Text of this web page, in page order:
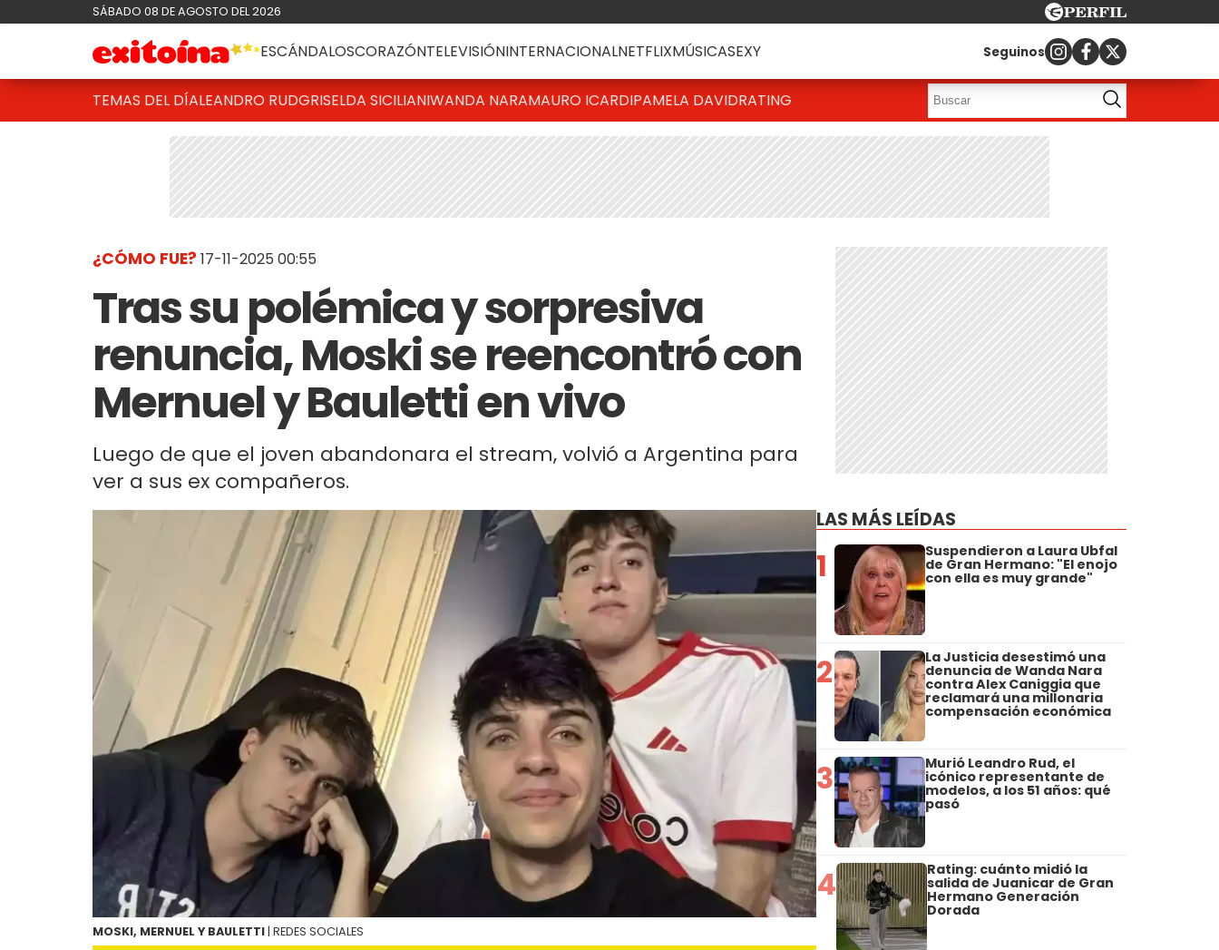
SÁBADO 08 DE AGOSTO DEL 2026
ESCÁNDALOSCORAZÓNTELEVISIÓNINTERNACIONALNETFLIXMÚSICASEXY Seguinos
TEMAS DEL DÍALEANDRO RUDGRISELDA SICILIANIWANDA NARAMAURO ICARDIPAMELA DAVIDRATING
¿CÓMO FUE? 17-11-2025 00:55
Tras su polémica y sorpresiva
renuncia, Moski se reencontró con
Mernuel y Bauletti en vivo
Luego de que el joven abandonara el stream, volvió a Argentina para
ver a sus ex compañeros.
MOSKI, MERNUEL Y BAULETTI | REDES SOCIALES
LAS MÁS LEÍDAS
1 Suspendieron a Laura Ubfal
de Gran Hermano: "El enojo
con ella es muy grande"
2 La Justicia desestimó una
denuncia de Wanda Nara
contra Alex Caniggia que
reclamará una millonaria
compensación económica
3 Murió Leandro Rud, el
icónico representante de
modelos, a los 51 años: qué
pasó
4 Rating: cuánto midió la
salida de Juanicar de Gran
Hermano Generación
Dorada